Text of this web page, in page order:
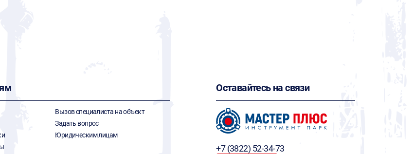
Вызов специалиста на объект
Задать вопрос
Юридическим лицам
Оставайтесь на связи
+7 (3822) 52-34-73